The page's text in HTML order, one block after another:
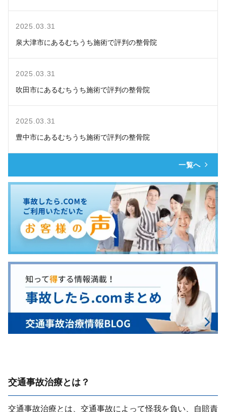
2025.03.31
泉大津市にあるむちうち施術で評判の整骨院
2025.03.31
吹田市にあるむちうち施術で評判の整骨院
2025.03.31
豊中市にあるむちうち施術で評判の整骨院
一覧へ
交通事故治療とは？
交通事故治療とは、交通事故によって怪我を負い、⾃賠責